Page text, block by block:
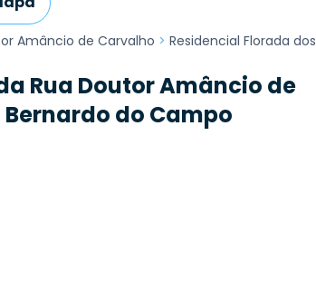
Amâncio de Carvalho > Residencial Florada dos
Rua Doutor Amâncio de
do Campo